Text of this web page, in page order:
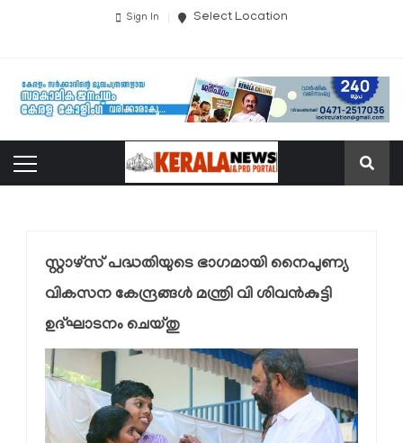
Sign In Select Location
സ്റ്റാഴ്‌സ് പദ്ധതിയുടെ ഭാഗമായി നൈപുണ്യ
വികസന കേന്ദ്രങ്ങൾ മന്ത്രി വി ശിവൻകുട്ടി
ഉദ്‌ഘാടനം ചെയ്തു